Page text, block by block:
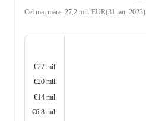
Cel mai mare: 27,2 mil. EUR(31 ian. 2023)
€27 mil.
€20 mil.
€14 mil.
€6,8 mil.